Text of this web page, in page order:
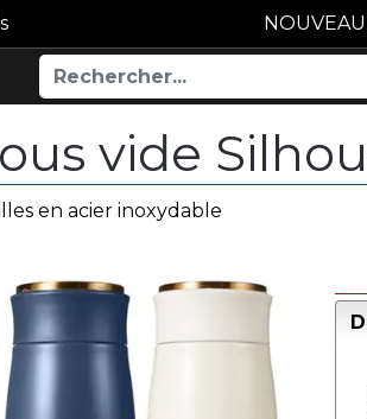
vide
en acier inoxydable